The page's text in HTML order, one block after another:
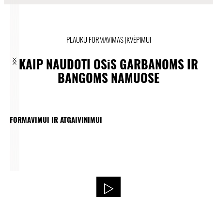
PLAUKŲ FORMAVIMAS ĮKVĖPIMUI
KAIP NAUDOTI OSiS GARBANOMS IR
BANGOMS NAMUOSE
FORMAVIMUI IR ATGAIVINIMUI